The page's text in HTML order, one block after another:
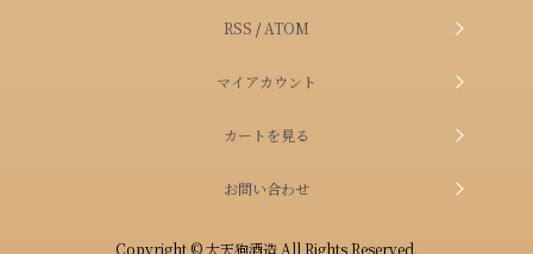
RSS / ATOM
マイアカウント
カートを見る
お問い合わせ
Copyright © 大天狗酒造 All Rights Reserved.